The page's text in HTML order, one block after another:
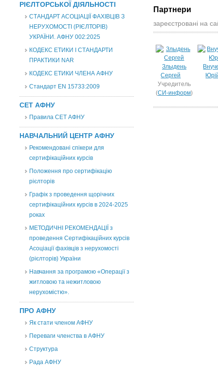
РІЄЛТОРСЬКОЇ ДІЯЛЬНОСТІ
СТАНДАРТ АСОЦІАЦІЇ ФАХІВЦІВ З
НЕРУХОМОСТІ (РІЄЛТОРІВ)
УКРАЇНИ. АФНУ 002:2025
КОДЕКС ЕТИКИ І СТАНДАРТИ
ПРАКТИКИ NAR
КОДЕКС ЕТИКИ ЧЛЕНА АФНУ
Стандарт EN 15733:2009
СЕТ АФНУ
Правила СЕТ АФНУ
НАВЧАЛЬНИЙ ЦЕНТР АФНУ
Рекомендовані спікери для
сертифікаційних курсів
Положення про сертифікацію
рієлторів
Графік з проведення щорічних
сертифікаційних курсів в 2024-2025
роках
МЕТОДИЧНІ РЕКОМЕНДАЦІЇ з
проведення Сертифікаційних курсів
Асоціації фахівців з нерухомості
(рієлторів) України
Навчання за програмою «Операції з
житловою та нежитловою
нерухомістю».
ПРО АФНУ
Як стати членом АФНУ
Переваги членства в АФНУ
Структура
Рада АФНУ
Партнери
зареєстровані на
Злыдень
Сергей
Учредитель
(СИ-информ)